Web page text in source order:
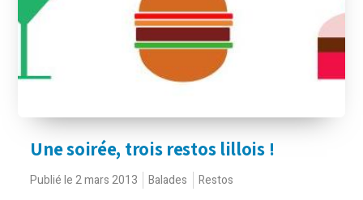
Une soirée, trois restos lillois !
Publié le 2 mars 2013 Balades Restos